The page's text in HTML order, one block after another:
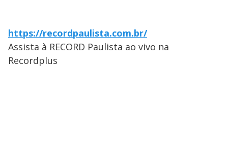
https://recordpaulista.com.br/
Assista à RECORD Paulista ao vivo na
Recordplus